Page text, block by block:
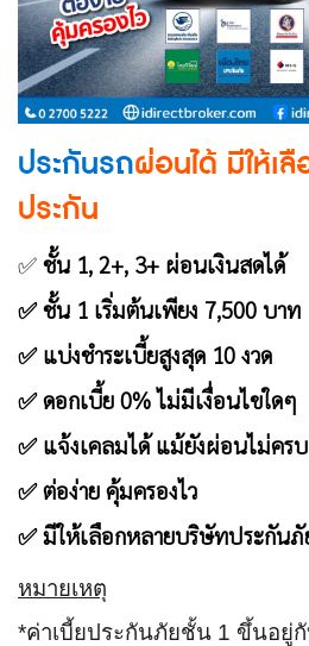
ประกันรถผ่อนได้ มีให้เ
ประกัน
✅ ชั้น 1, 2+, 3+ ผ่อนเงินสดได้
✅ ชั้น 1 เริ่มต้นเพียง 7,500 บาท
✅ แบ่งชำระเบี้ยสูงสุด 10 งวด
✅ ดอกเบี้ย 0% ไม่มีเงื่อนไขใดๆ
✅ แจ้งเคลมได้ แม้ยังผ่อนไม่ครบ
✅ ต่อง่าย คุ้มครองไว
✅ มีให้เลือกหลายบริษัทประกัน
หมายเหตุ
*ค่าเบี้ยประกันภัยชั้น 1 ขึ้นอยู่